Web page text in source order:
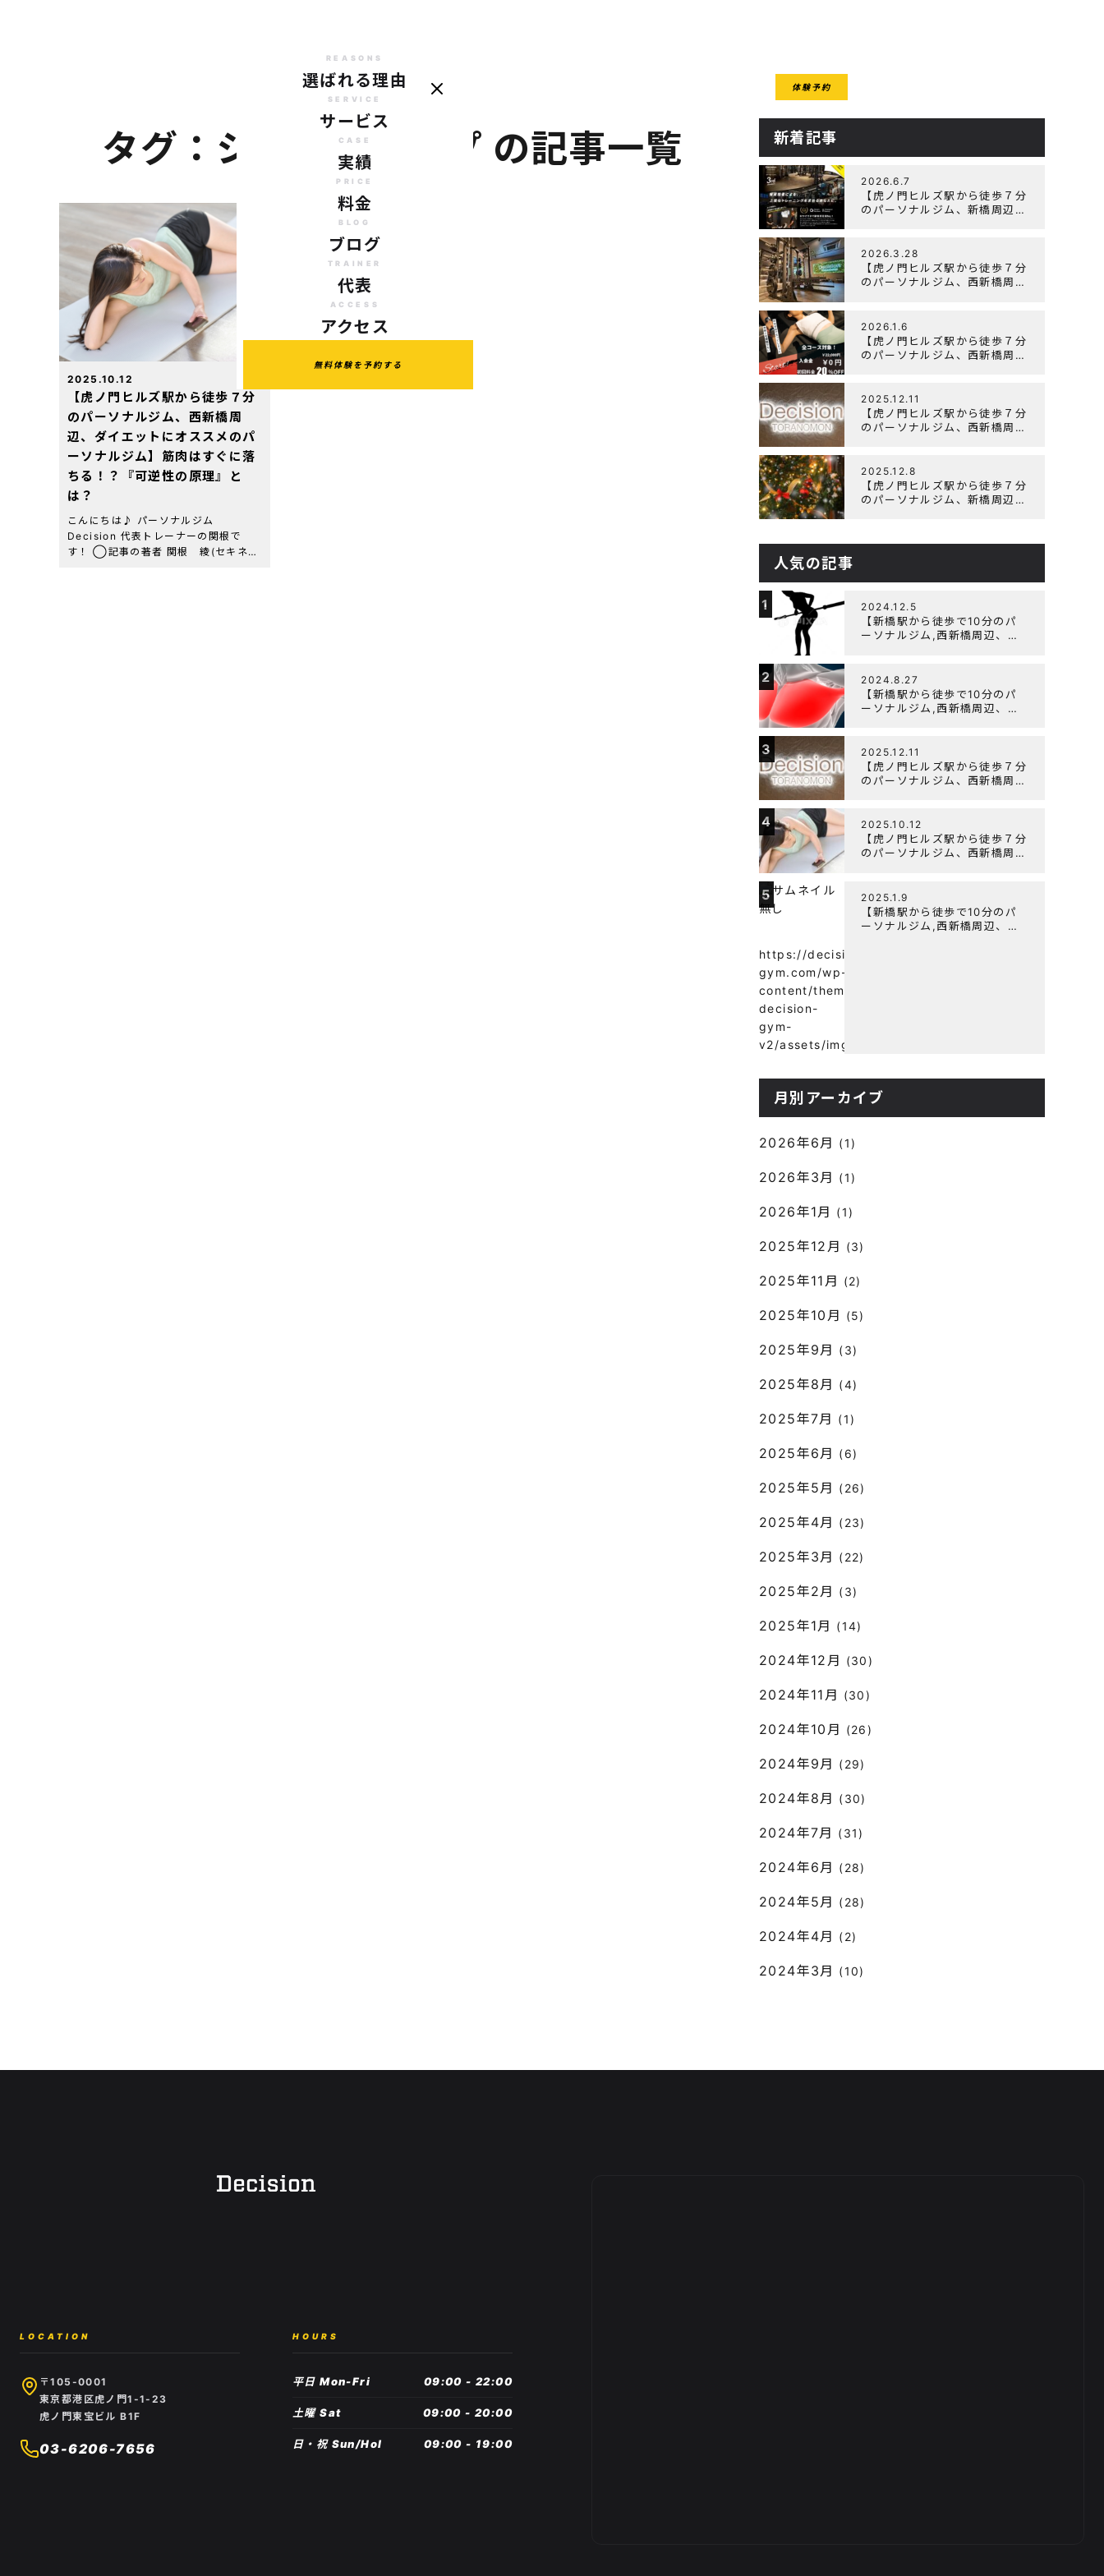
体験予約
REASONS
選ばれる理由
SERVICE
サービス
CASE
実績
PRICE
料金
BLOG
ブログ
TRAINER
代表
ACCESS
アクセス
無料体験を予約する
タグ：シェイプアップ の記事一覧
2025.10.12
【虎ノ門ヒルズ駅から徒歩７分
のパーソナルジム、西新橋周
辺、ダイエットにオススメのパ
ーソナルジム】筋肉はすぐに落
ちる！？『可逆性の原理』と
は？
こんにちは♪ パーソナルジム
Decision 代表トレーナーの関根で
す！ ◯記事の著者 関根 綾(セキネ
新着記事
2026.6.7
【虎ノ門ヒルズ駅から徒歩７分
のパーソナルジム、新橋周辺、
ペーン』実施中！
2026.3.28
【虎ノ門ヒルズ駅から徒歩７分
のパーソナルジム、西新橋周
トレーニング記事の監修をしま
した
2026.1.6
【虎ノ門ヒルズ駅から徒歩７分
のパーソナルジム、西新橋周
ャンペーン実施します！
2025.12.11
【虎ノ門ヒルズ駅から徒歩７分
のパーソナルジム、西新橋周
について
2025.12.8
【虎ノ門ヒルズ駅から徒歩７分
のパーソナルジム、新橋周辺、
ーン実施中です！
人気の記事
1 2024.12.5
【新橋駅から徒歩で10分のパ
ーソナルジム,西新橋周辺、虎
者編】胸トレで背中が筋肉痛に
なるのはなぜか？
2 2024.8.27
【新橋駅から徒歩で10分のパ
ーソナルジム,西新橋周辺、虎
よく鍛えるメニュー構成につい
て
3 2025.12.11
【虎ノ門ヒルズ駅から徒歩７分
のパーソナルジム、西新橋周
について
4 2025.10.12
【虎ノ門ヒルズ駅から徒歩７分
のパーソナルジム、西新橋周
ちる！？『可逆性の原理』と
は？
5
https://decision-
gym.com/wp-
content/themes/wp-
decision-
gym-
v2/assets/img/
2025.1.9
【新橋駅から徒歩で10分のパ
ーソナルジム,西新橋周辺、虎
月別アーカイブ
2026年6月 (1)
2026年3月 (1)
2026年1月 (1)
2025年12月 (3)
2025年11月 (2)
2025年10月 (5)
2025年9月 (3)
2025年8月 (4)
2025年7月 (1)
2025年6月 (6)
2025年5月 (26)
2025年4月 (23)
2025年3月 (22)
2025年2月 (3)
2025年1月 (14)
2024年12月 (30)
2024年11月 (30)
2024年10月 (26)
2024年9月 (29)
2024年8月 (30)
2024年7月 (31)
2024年6月 (28)
2024年5月 (28)
2024年4月 (2)
2024年3月 (10)
LOCATION
〒105-0001
東京都港区虎ノ門1-1-23
虎ノ門東宝ビル B1F
03-6206-7656
HOURS
平日 Mon-Fri 09:00 - 22:00
土曜 Sat 09:00 - 20:00
日・祝 Sun/Hol 09:00 - 19:00